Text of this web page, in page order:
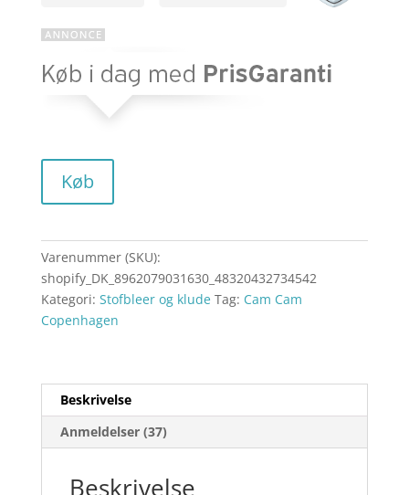
Køb
Varenummer (SKU):
shopify_DK_8962079031630_48320432734542
Kategori: Stofbleer og klude Tag: Cam Cam
Copenhagen
Beskrivelse
Anmeldelser (37)
Beskrivelse